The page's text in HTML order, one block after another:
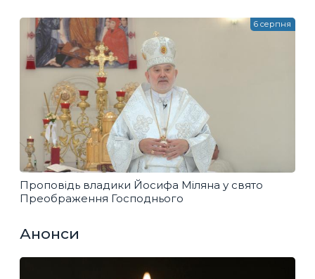
Проповідь владики Йосифа Міляна у свято
Преображення Господнього
6 серпня
Анонси